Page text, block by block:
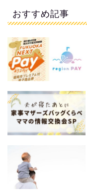
おすすめ記事